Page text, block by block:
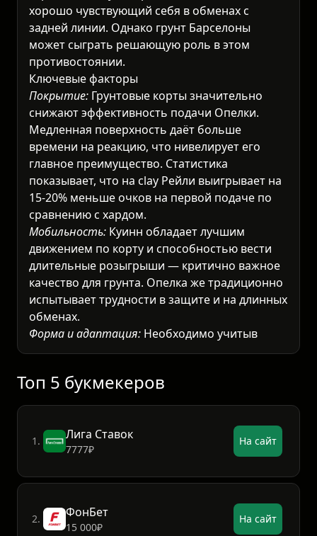
хорошо чувствующий себя в обменах с
задней линии. Однако грунт Барселоны
может сыграть решающую роль в этом
противостоянии.
Ключевые факторы
Покрытие: Грунтовые корты значительно
снижают эффективность подачи Опелки.
Медленная поверхность даёт больше
времени на реакцию, что нивелирует его
главное преимущество. Статистика
показывает, что на clay Рейли выигрывает на
15-20% меньше очков на первой подаче по
сравнению с хардом.
Мобильность: Куинн обладает лучшим
движением по корту и способностью вести
длительные розыгрыши — критично важное
качество для грунта. Опелка же традиционно
испытывает трудности в защите и на длинных
обменах.
Форма и адаптация: Необходимо учитывать
текущую физическую форму игроков и их
Топ 5 букмекеров
1.
7777₽
На сайт